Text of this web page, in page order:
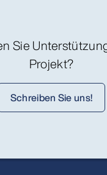
Sie
Projekt?
Schreiben Sie uns!